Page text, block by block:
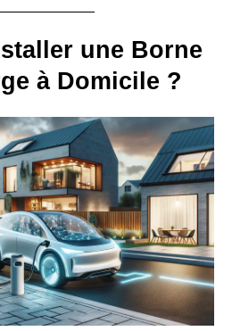
une Borne
à Domicile ?